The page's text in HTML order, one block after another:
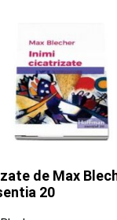
de Max
20